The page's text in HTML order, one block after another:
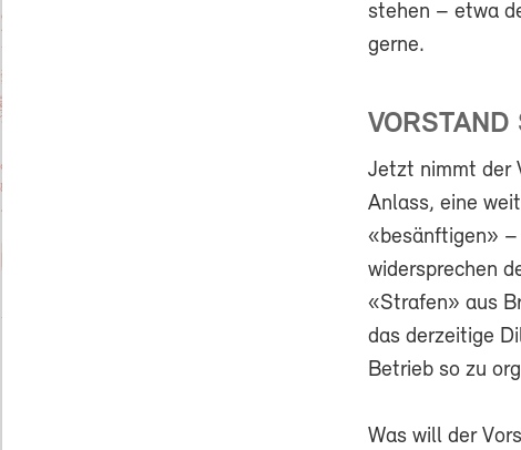
stehen – etwa
gerne.
Jetzt nimmt der
Anlass, eine
«besänftigen» –
widersprechen
«Strafen» aus
das derzeitige
Betrieb so zu
Was will der